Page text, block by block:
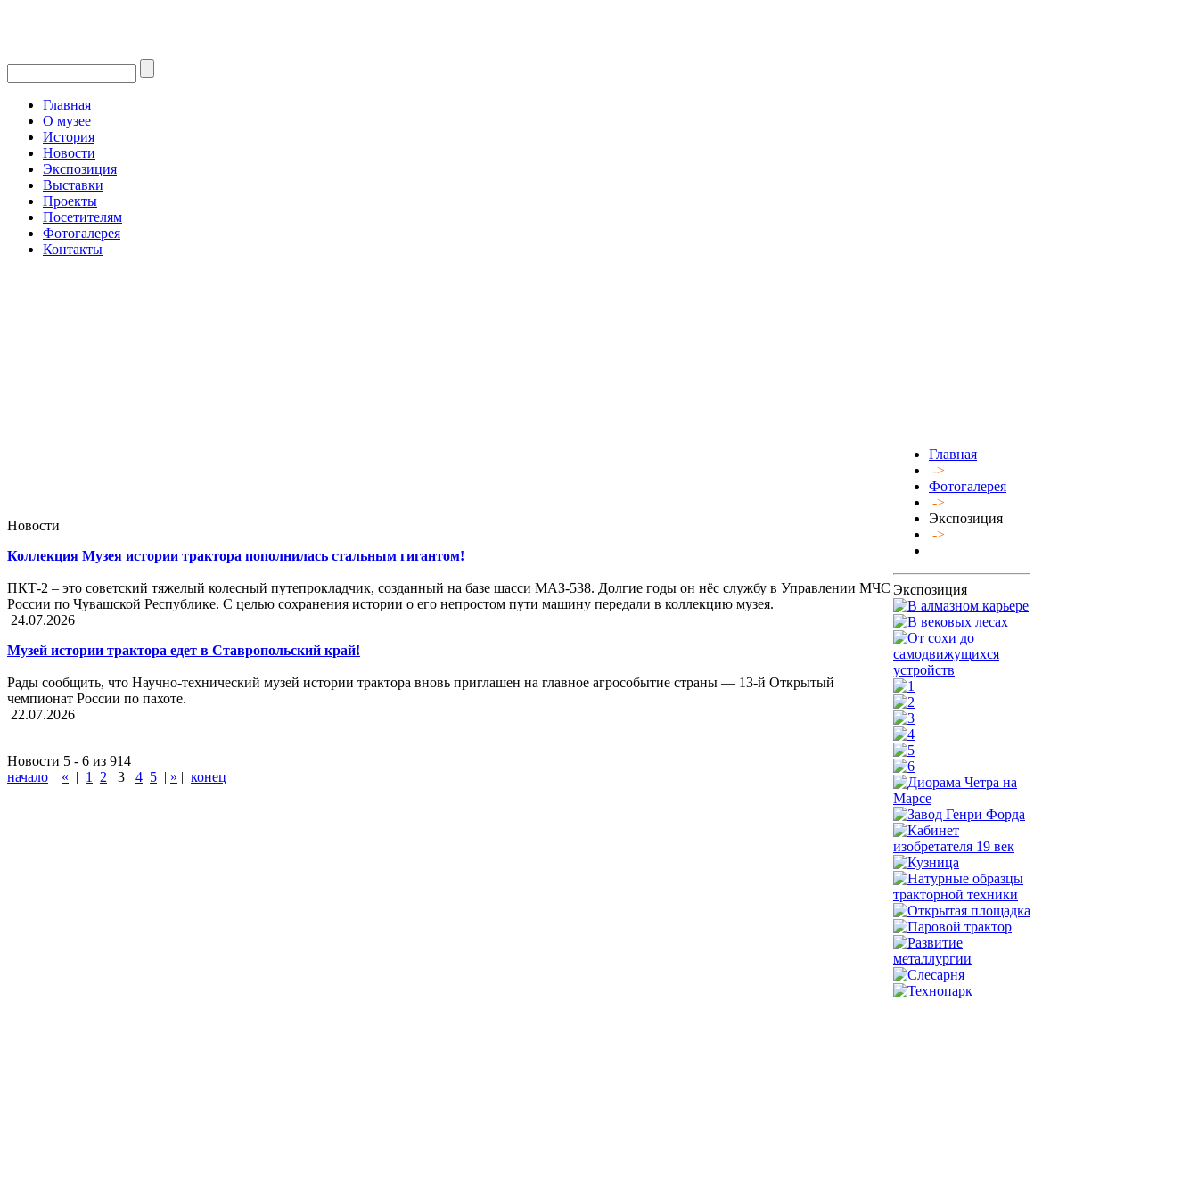
Главная
О музее
История
Новости
Экспозиция
Выставки
Проекты
Посетителям
Фотогалерея
Контакты
Новости
Коллекция Музея истории трактора пополнилась стальным гигантом!
ПКТ-2 – это советский тяжелый колесный путепрокладчик, созданный на базе шасси МАЗ-538. Долгие годы он нёс службу в Управлении МЧС
России по Чувашской Республике. С целью сохранения истории о его непростом пути машину передали в коллекцию музея.
24.07.2026
Музей истории трактора едет в Ставропольский край!
Рады сообщить, что Научно-технический музей истории трактора вновь приглашен на главное агрособытие страны — 13-й Открытый
чемпионат России по пахоте.
22.07.2026
Новости 5 - 6 из 914
начало | « | 1 2 3 4 5 | » | конец
Главная
->
Фотогалерея
->
Экспозиция
->
Экспозиция